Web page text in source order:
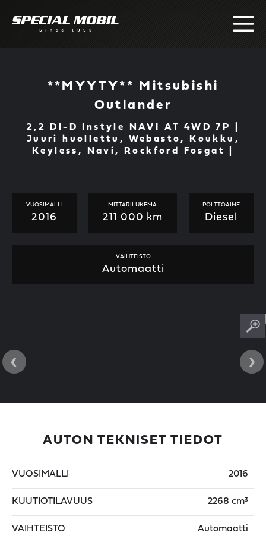
**MYYTY** Mitsubishi
Outlander
2,2 DI-D Instyle NAVI AT 4WD 7P |
Juuri huollettu, Webasto, Koukku,
Keyless, Navi, Rockford Fosgat |
VUOSIMALLI
2016
MITTARILUKEMA
211 000 km
POLTTOAINE
Diesel
VAIHTEISTO
Automaatti
‹ ›
AUTON TEKNISET TIEDOT
VUOSIMALLI 2016
KUUTIOTILAVUUS 2268 cm³
VAIHTEISTO Automaatti